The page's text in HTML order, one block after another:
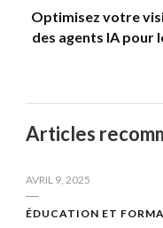
Optimisez votre
des agents IA pour
Articles
AVRIL 9, 2025
ÉDUCATION ET